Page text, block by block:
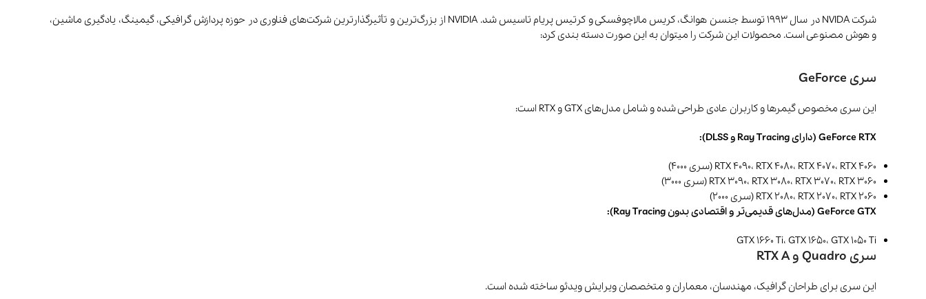
شرکت NVIDA در سال 1993 توسط جنسن هوانگ، کریس مالاچوفسکی و کرتیس پریام تاسیس شد. NVIDIA از بزرگ‌ترین و تأثیرگذارترین شرکت‌های فناوری در حوزه‌ پردازش گرافیکی، گیمینگ، یادگیری ماشین،
و هوش مصنوعی است. محصولات این شرکت را میتوان به این صورت دسته بندی کرد:
سری GeForce
این سری مخصوص گیمرها و کاربران عادی طراحی شده و شامل مدل‌های GTX و RTX است:
GeForce RTX (دارای Ray Tracing و DLSS):
RTX 4090، RTX 4080، RTX 4070، RTX 4060 (سری 4000)
RTX 3090، RTX 3080، RTX 3070، RTX 3060 (سری 3000)
RTX 2080، RTX 2070، RTX 2060 (سری 2000)
GeForce GTX (مدل‌های قدیمی‌تر و اقتصادی بدون Ray Tracing):
GTX 1660 Ti، GTX 1650، GTX 1050 Ti
سری Quadro و RTX A
این سری برای طراحان گرافیک، مهندسان، معماران و متخصصان ویرایش ویدئو ساخته شده است.